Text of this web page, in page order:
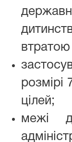
втратою
розмірі
цілей;
межі